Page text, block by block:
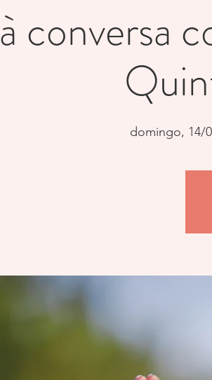
à conversa
domingo, 14/